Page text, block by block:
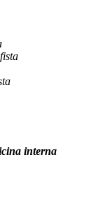
interna